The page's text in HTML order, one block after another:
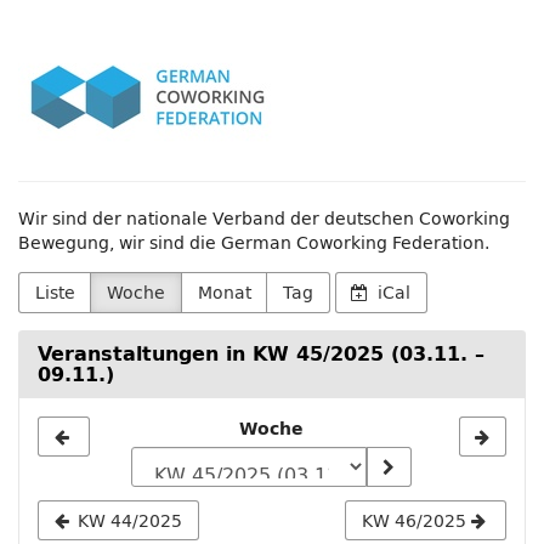
Inhalt
springen
German
Coworking
Federation
e.V.
Wir sind der nationale Verband der deutschen Coworking
Bewegung, wir sind die German Coworking Federation.
Liste
Woche Monat Tag iCal
Veranstaltungen in KW 45/2025 (03.11. –
09.11.)
zur
Anzeige
Woche
KW 44/2025 KW 46/2025